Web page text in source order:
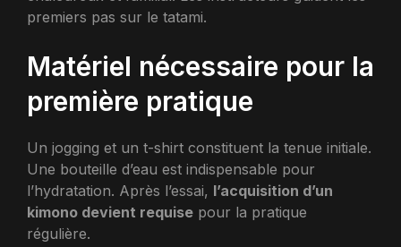
premiers pas sur le tatami.
Matériel nécessaire pour la
première pratique
Un jogging et un t-shirt constituent la tenue initiale.
Une bouteille d’eau est indispensable pour
l’hydratation. Après l’essai, l’acquisition d’un
kimono devient requise pour la pratique
régulière.